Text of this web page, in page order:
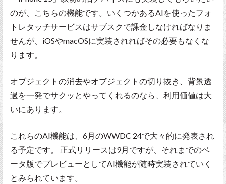
のが、こちらの機能です。いくつかあるAIを使ったフォ
トレタッチサービスはサブスクで課金しなければなりま
せんが、iOSやmacOSに実装されればその必要もなくな
ります。
オブジェクトの消去やオブジェクトの切り抜き、背景透
過を一発でサクッとやってくれるのなら、利用価値は大
いにあります。
これらのAI機能は、6月のWWDC 24で大々的に発表され
る予定です。 正式リリースは9月ですが、それまでのベ
ータ版でプレビューとしてAI機能が随時実装されていく
とみられています。